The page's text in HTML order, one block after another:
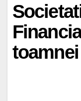
toamnei